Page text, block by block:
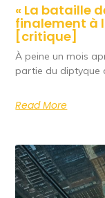
« La bataille
finalement à
[critique]
À peine un mois
partie du diptyque
Read More